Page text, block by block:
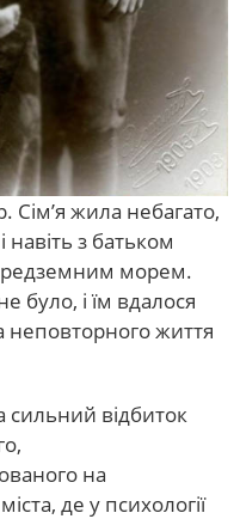
Сім’я жила небагато,
навіть з батьком
морем.
було, і їм вдалося
неповторного життя
сильний відбиток
на
де у психології